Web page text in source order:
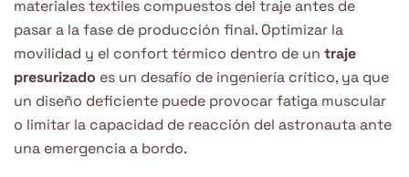
materiales textiles compuestos del traje antes de
pasar a la fase de producción final. Optimizar la
movilidad y el confort térmico dentro de un traje
presurizado es un desafío de ingeniería crítico, ya que
un diseño deficiente puede provocar fatiga muscular
o limitar la capacidad de reacción del astronauta ante
una emergencia a bordo.